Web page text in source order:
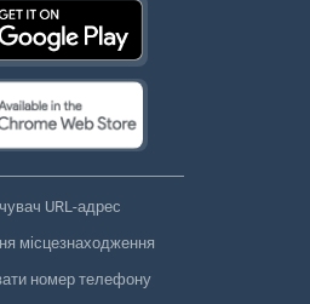
URL-адрес
місцезнаходження
номер телефону